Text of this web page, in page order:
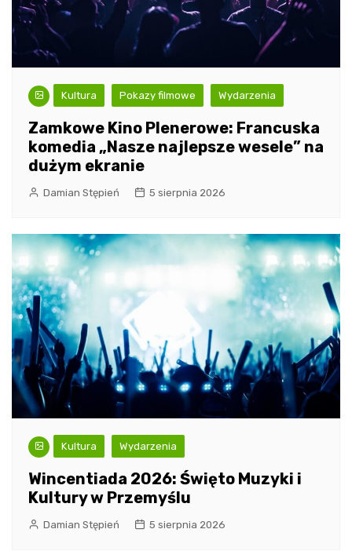
Kultura Pokazy filmowe Wydarzenia
Zamkowe Kino Plenerowe: Francuska
komedia „Nasze najlepsze wesele” na
dużym ekranie
Damian Stępień 5 sierpnia 2026
Kultura Wydarzenia
Wincentiada 2026: Święto Muzyki i
Kultury w Przemyślu
Damian Stępień 5 sierpnia 2026